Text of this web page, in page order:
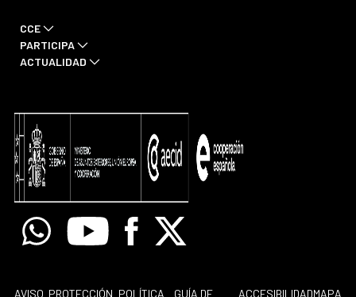
CCE
PARTICIPA
ACTUALIDAD
WhatsappYoutube Facebook
X
AVISO PROTECCIÓN POLÍTICA GUÍA DE ACCESIBILIDADMAPA